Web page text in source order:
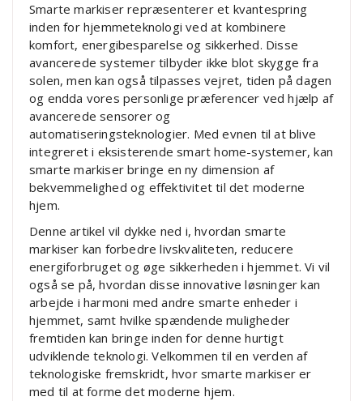
Smarte markiser repræsenterer et kvantespring
inden for hjemmeteknologi ved at kombinere
komfort, energibesparelse og sikkerhed. Disse
avancerede systemer tilbyder ikke blot skygge fra
solen, men kan også tilpasses vejret, tiden på dagen
og endda vores personlige præferencer ved hjælp af
avancerede sensorer og
automatiseringsteknologier. Med evnen til at blive
integreret i eksisterende smart home-systemer, kan
smarte markiser bringe en ny dimension af
bekvemmelighed og effektivitet til det moderne
hjem.
Denne artikel vil dykke ned i, hvordan smarte
markiser kan forbedre livskvaliteten, reducere
energiforbruget og øge sikkerheden i hjemmet. Vi vil
også se på, hvordan disse innovative løsninger kan
arbejde i harmoni med andre smarte enheder i
hjemmet, samt hvilke spændende muligheder
fremtiden kan bringe inden for denne hurtigt
udviklende teknologi. Velkommen til en verden af
teknologiske fremskridt, hvor smarte markiser er
med til at forme det moderne hjem.